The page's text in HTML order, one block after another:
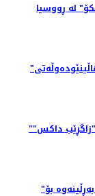
لە ڕووسیا
"ئەزموون" لە به‌شی پێشبڕکێی سه‌ره‌کی فێستیڤاڵینێوده‌وڵه‌تی
"نانی پیرۆز" لە فێستیڤاڵی نێوەدەوڵەتی فیلمی "زاگڕێب داکس"
"بێ نیشتمان" بە ڕۆڵ بینینی "شوان عەتووف" لە بەڕڵینەوە بۆ